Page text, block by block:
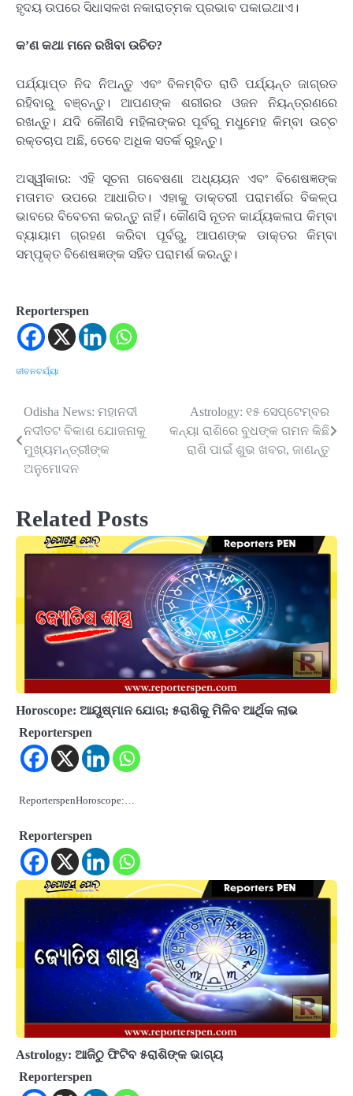
ହୃଦୟ ଉପରେ ସିଧାସଳଖ ନକାରାତ୍ମକ ପ୍ରଭାବ ପକାଇଥାଏ।
କ’ଣ କଥା ମନେ ରଖିବା ଉଚିତ?
ପର୍ଯ୍ୟାପ୍ତ ନିଦ ନିଅନ୍ତୁ ଏବଂ ବିଳମ୍ବିତ ରାତି ପର୍ଯ୍ୟନ୍ତ ଜାଗ୍ରତ
ରହିବାରୁ ବଞ୍ଚନ୍ତୁ। ଆପଣଙ୍କ ଶରୀରର ଓଜନ ନିୟନ୍ତ୍ରଣରେ
ରଖନ୍ତୁ। ଯଦି କୌଣସି ମହିଳାଙ୍କର ପୂର୍ବରୁ ମଧୁମେହ କିମ୍ବା ଉଚ୍ଚ
ରକ୍ତଚାପ ଅଛି, ତେବେ ଅଧିକ ସତର୍କ ରୁହନ୍ତୁ।
ଅସ୍ୱୀକାର: ଏହି ସୂଚନା ଗବେଷଣା ଅଧ୍ୟୟନ ଏବଂ ବିଶେଷଜ୍ଞଙ୍କ
ମତାମତ ଉପରେ ଆଧାରିତ। ଏହାକୁ ଡାକ୍ତରୀ ପରାମର୍ଶର ବିକଳ୍ପ
ଭାବରେ ବିବେଚନା କରନ୍ତୁ ନାହିଁ। କୌଣସି ନୂତନ କାର୍ଯ୍ୟକଳାପ କିମ୍ବା
ବ୍ୟାୟାମ ଗ୍ରହଣ କରିବା ପୂର୍ବରୁ, ଆପଣଙ୍କ ଡାକ୍ତର କିମ୍ବା
ସମ୍ପୃକ୍ତ ବିଶେଷଜ୍ଞଙ୍କ ସହିତ ପରାମର୍ଶ କରନ୍ତୁ।
Reporterspen
ଜୀବନଚର୍ଯ୍ୟା
Post
navigation
Odisha News: ମହାନଦୀ
ନଦୀତଟ ବିକାଶ ଯୋଜନାକୁ
ମୁଖ୍ୟମନ୍ତ୍ରୀଙ୍କ
ଅନୁମୋଦନ
Astrology: ୧୫ ସେପ୍ଟେମ୍ବର
କନ୍ୟା ରାଶିରେ ବୁଧଙ୍କ ଗମନ କିଛି
ରାଶି ପାଇଁ ଶୁଭ ଖବର, ଜାଣନ୍ତୁ
Related Posts
Horoscope: ଆୟୁଷ୍ମାନ ଯୋଗ; ୫ରାଶିକୁ ମିଳିବ ଆର୍ଥିକ ଲାଭ
Reporterspen
ReporterspenHoroscope:…
Reporterspen
Astrology: ଆଜିଠୁ ଫିଟିବ ୫ରାଶିଙ୍କ ଭାଗ୍ୟ
Reporterspen